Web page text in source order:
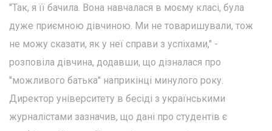
"Так, я її бачила. Вона навчалася в моєму класі, була
дуже приємною дівчиною. Ми не товаришували, тож
не можу сказати, як у неї справи з успіхами," -
розповіла дівчина, додавши, що дізналася про
"можливого батька" наприкінці минулого року.
Директор університету в бесіді з українськими
журналістами зазначив, що дані про студентів є